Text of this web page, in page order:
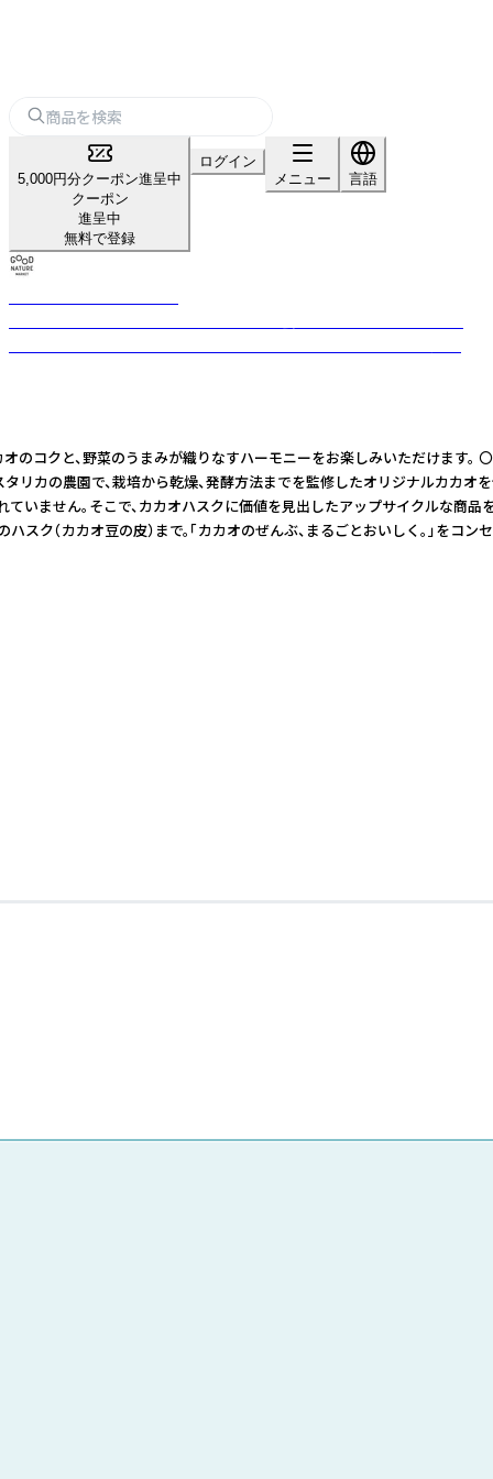
5,000円分クーポン進呈中
クーポン
進呈中
無料で登録
ログイン
メニュー
言語
クと、野菜のうまみが織りなすハーモニーをお楽しみいただけま
の農園で、栽培から乾燥、発酵方法までを監修したオリジナルカ
ん。そこで、カカオハスクに価値を見出したアップサイクルな商
カカオ豆の皮）まで。「カカオのぜんぶ、まるごとおいしく。」をコ